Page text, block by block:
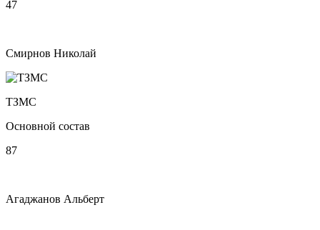
47
Смирнов Николай
ТЗМС
Основной состав
87
Агаджанов Альберт